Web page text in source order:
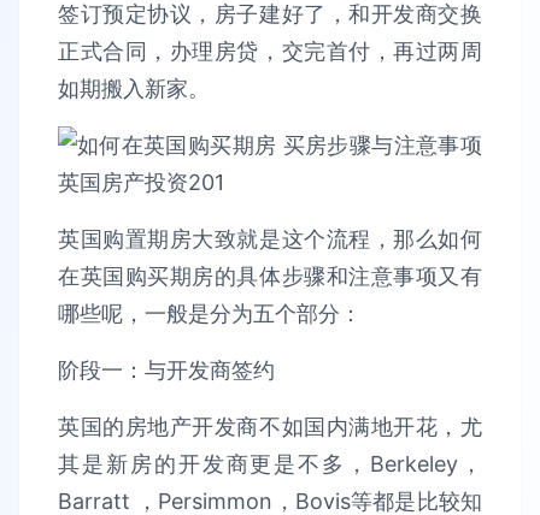
签订预定协议，房子建好了，和开发商交换
正式合同，办理房贷，交完首付，再过两周
如期搬入新家。
英国购置期房大致就是这个流程，那么如何
在英国购买期房的具体步骤和注意事项又有
哪些呢，一般是分为五个部分：
阶段一：与开发商签约
英国的房地产开发商不如国内满地开花，尤
其是新房的开发商更是不多，Berkeley，
Barratt ，Persimmon，Bovis等都是比较知